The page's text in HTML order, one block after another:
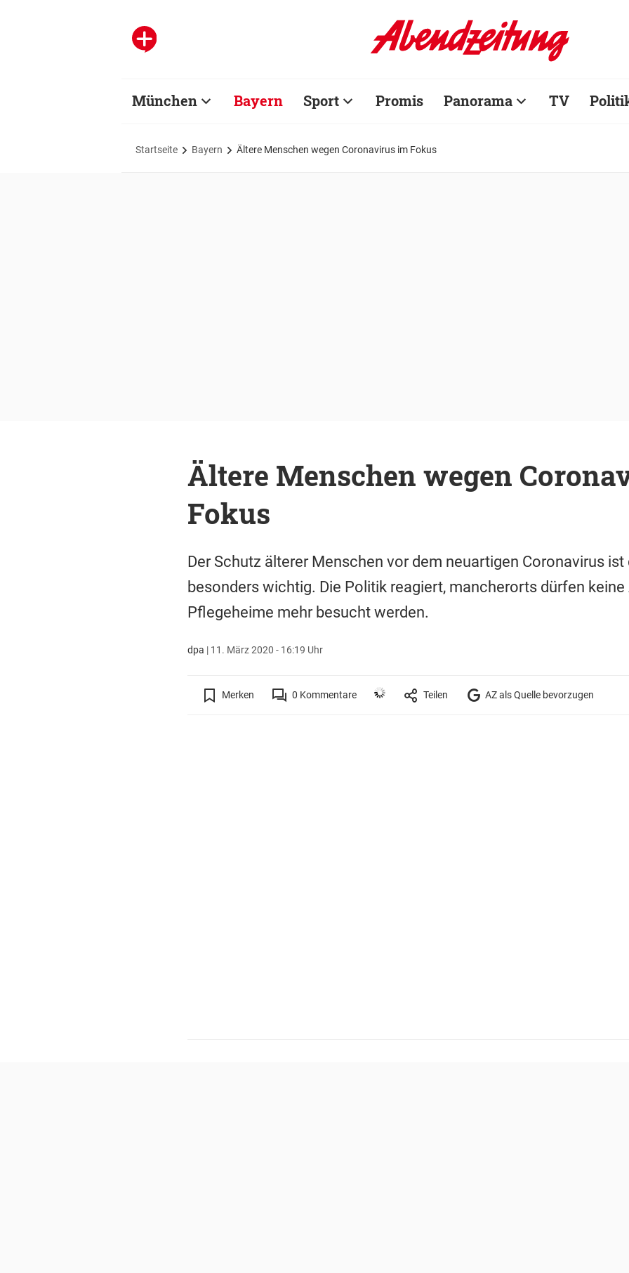
München Bayern Sport Promis Panorama TV
Startseite Bayern Ältere Menschen wegen Coronavirus im Fokus
Ältere Menschen wegen
Fokus
Der Schutz älterer Menschen vor dem neuartigen Coronavirus ist
besonders wichtig. Die Politik reagiert, mancherorts dürfen keine
Pflegeheime mehr besucht werden.
dpa | 11. März 2020 - 16:19 Uhr
Merken 0 Kommentare Teilen AZ als Quelle bevorzugen